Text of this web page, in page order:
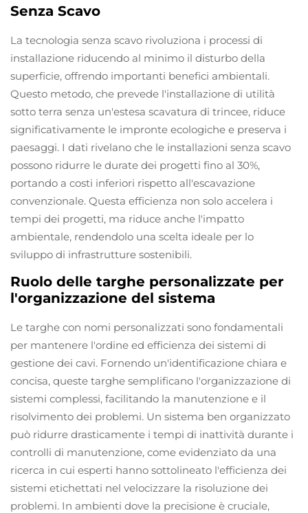
Senza Scavo
La tecnologia senza scavo rivoluziona i processi di
installazione riducendo al minimo il disturbo della
superficie, offrendo importanti benefici ambientali.
Questo metodo, che prevede l'installazione di utilità
sotto terra senza un'estesa scavatura di trincee, riduce
significativamente le impronte ecologiche e preserva i
paesaggi. I dati rivelano che le installazioni senza scavo
possono ridurre le durate dei progetti fino al 30%,
portando a costi inferiori rispetto all'escavazione
convenzionale. Questa efficienza non solo accelera i
tempi dei progetti, ma riduce anche l'impatto
ambientale, rendendolo una scelta ideale per lo
sviluppo di infrastrutture sostenibili.
Ruolo delle targhe personalizzate per
l'organizzazione del sistema
Le targhe con nomi personalizzati sono fondamentali
per mantenere l'ordine ed efficienza dei sistemi di
gestione dei cavi. Fornendo un'identificazione chiara e
concisa, queste targhe semplificano l'organizzazione di
sistemi complessi, facilitando la manutenzione e il
risolvimento dei problemi. Un sistema ben organizzato
può ridurre drasticamente i tempi di inattività durante i
controlli di manutenzione, come evidenziato da una
ricerca in cui esperti hanno sottolineato l'efficienza dei
sistemi etichettati nel velocizzare la risoluzione dei
problemi. In ambienti dove la precisione è cruciale,